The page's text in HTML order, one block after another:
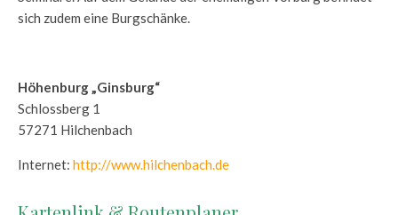
sich zudem eine Burgschänke.
Höhenburg „Ginsburg“
Schlossberg 1
57271 Hilchenbach
Internet: http://www.hilchenbach.de